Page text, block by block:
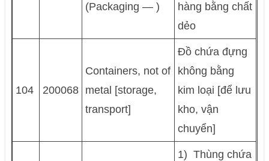
(Packaging — )
hàng bằng chất
dẻo
104 200068
Containers, not of
metal [storage,
transport]
Đồ chứa đựng
không bằng
kim loại [để lưu
kho, vận
chuyển]
1) Thùng chứa